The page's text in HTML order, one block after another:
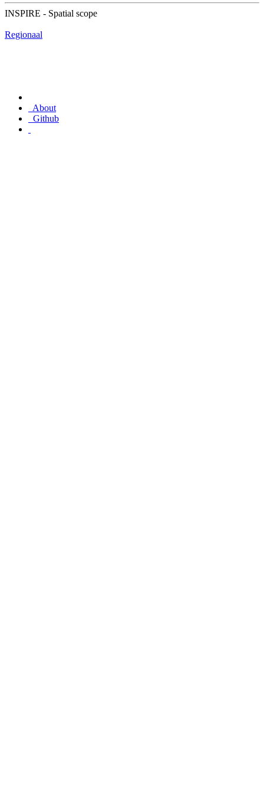
INSPIRE - Spatial scope
Regionaal
About
Github